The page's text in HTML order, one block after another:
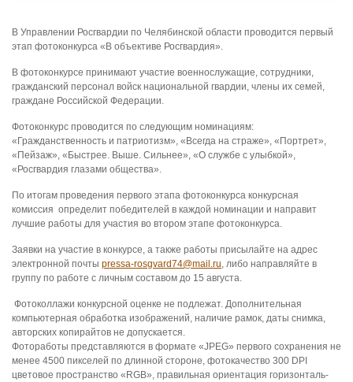
В Управлении Росгвардии по Челябинской области проводится первый
этап фотоконкурса «В объективе Росгвардия».
В фотоконкурсе принимают участие военнослужащие, сотрудники,
гражданский персонал войск национальной гвардии, члены их семей,
граждане Российской Федерации.
Фотоконкурс проводится по следующим номинациям:
«Гражданственность и патриотизм», «Всегда на страже», «Портрет»,
«Пейзаж», «Быстрее. Выше. Сильнее», «О службе с улыбкой»,
«Росгвардия глазами общества».
По итогам проведения первого этапа фотоконкурса конкурсная
комиссия определит победителей в каждой номинации и направит
лучшие работы для участия во втором этапе фотоконкурса.
Заявки на участие в конкурсе, а также работы присылайте на адрес
электронной почты pressa-rosgvard74@mail.ru, либо направляйте в
группу по работе с личным составом до 15 августа.
Фотоколлажи конкурсной оценке не подлежат. Дополнительная
компьютерная обработка изображений, наличие рамок, даты снимка,
авторских копирайтов не допускается.
Фотоработы представляются в формате «JPEG» первого сохранения не
менее 4500 пикселей по длинной стороне, фотокачество 300 DPI
цветовое пространство «RGB», правильная ориентация горизонталь-